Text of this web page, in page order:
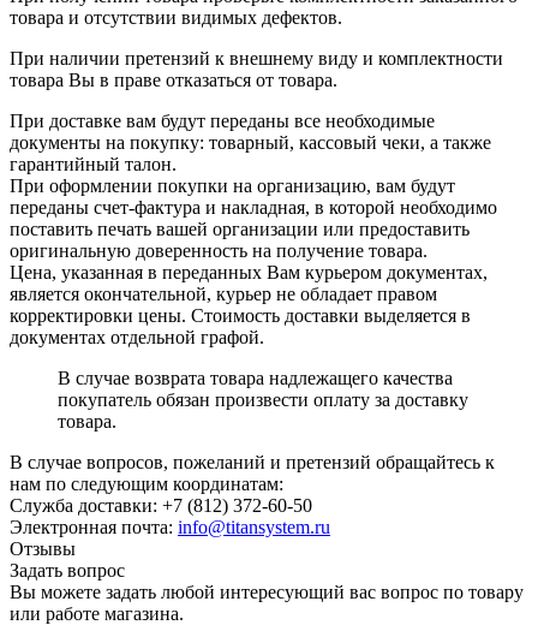
товара и отсутствии видимых дефектов.
При наличии претензий к внешнему виду и комплектности
товара Вы в праве отказаться от товара.
При доставке вам будут переданы все необходимые
документы на покупку: товарный, кассовый чеки, а также
гарантийный талон.
При оформлении покупки на организацию, вам будут
переданы счет-фактура и накладная, в которой необходимо
поставить печать вашей организации или предоставить
оригинальную доверенность на получение товара.
Цена, указанная в переданных Вам курьером документах,
является окончательной, курьер не обладает правом
корректировки цены. Стоимость доставки выделяется в
документах отдельной графой.
В случае возврата товара надлежащего качества
покупатель обязан произвести оплату за доставку
товара.
В случае вопросов, пожеланий и претензий обращайтесь к
нам по следующим координатам:
Служба доставки: +7 (812) 372-60-50
Электронная почта: info@titansystem.ru
Отзывы
Задать вопрос
Вы можете задать любой интересующий вас вопрос по товару
или работе магазина.